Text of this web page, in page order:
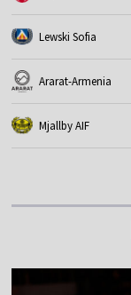
Lewski Sofia
Ararat-Armenia
Mjallby AIF